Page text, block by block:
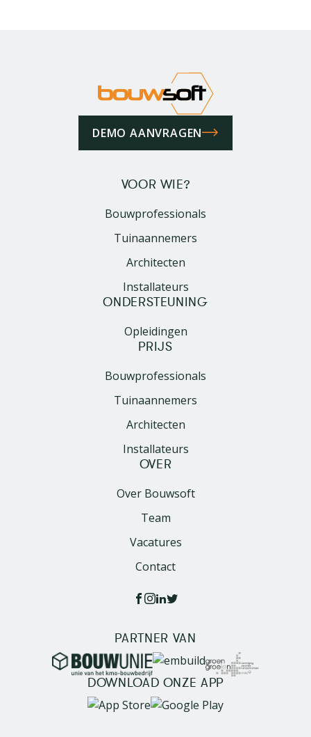
DEMO AANVRAGEN
VOOR WIE?
Bouwprofessionals
Tuinaannemers
Architecten
Installateurs
ONDERSTEUNING
Opleidingen
PRIJS
Bouwprofessionals
Tuinaannemers
Architecten
Installateurs
OVER
Over Bouwsoft
Team
Vacatures
Contact
PARTNER VAN
Image Image Image
DOWNLOAD ONZE APP
Image Image